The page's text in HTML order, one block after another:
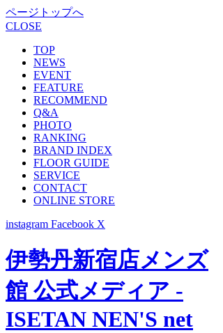
ページトップへ
CLOSE
TOP
NEWS
EVENT
FEATURE
RECOMMEND
Q&A
PHOTO
RANKING
BRAND INDEX
FLOOR GUIDE
SERVICE
CONTACT
ONLINE STORE
instagram Facebook X
伊勢丹新宿店メンズ
館 公式メディア -
ISETAN NEN'S net